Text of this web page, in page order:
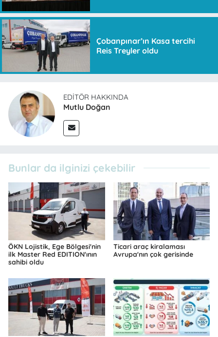
Çobanpınar’ın Kasa tercihi
Reis Treyler oldu
EDITÖR HAKKINDA
Mutlu Doğan
Bunlar da ilginizi çekebilir
ÖKN Lojistik, Ege Bölgesi'nin
ilk Master Red EDITION'ının
sahibi oldu
Ticari araç kiralaması
Avrupa'nın çok gerisinde